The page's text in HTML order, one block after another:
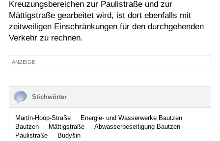
Kreuzungsbereichen zur Paulistraße und zur
Mättigstraße gearbeitet wird, ist dort ebenfalls mit
zeitweiligen Einschränkungen für den durchgehenden
Verkehr zu rechnen.
ANZEIGE
Stichwörter
Martin-Hoop-Straße
Energie- und Wasserwerke Bautzen
Bautzen
Mättigstraße
Abwasserbeseitigung Bautzen
Paulistraße
Budyšin